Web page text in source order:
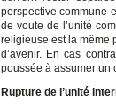
perspective commune
de voute de l’unité
religieuse est la même
d’avenir. En cas
poussée à assumer un
Rupture de l’unité